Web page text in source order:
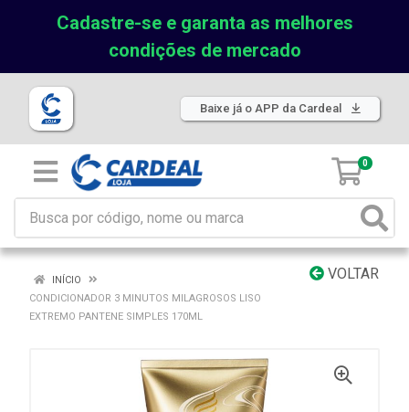
Cadastre-se e garanta as melhores
condições de mercado
Baixe já o APP da Cardeal
0
VOLTAR
INÍCIO
CONDICIONADOR 3 MINUTOS MILAGROSOS LISO
EXTREMO PANTENE SIMPLES 170ML